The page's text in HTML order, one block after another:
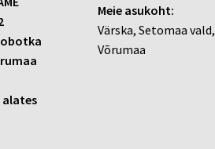
alates
Meie asukoht:
Värska, Setomaa vald,
Võrumaa